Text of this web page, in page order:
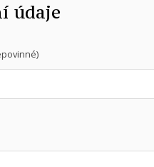
údaje